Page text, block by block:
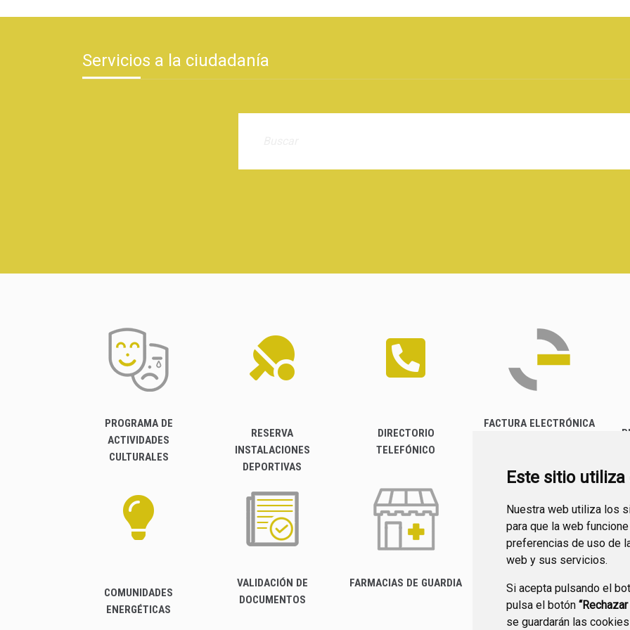
Este sitio
Nuestra web utiliza los
para que la web
preferencias de uso de
web y sus servicios.
Si acepta pulsando el
pulsa el botón
se guardarán las
Servicios a la ciudadanía
PROGRAMA DE
ACTIVIDADES
CULTURALES
RESERVA
INSTALACIONES
DEPORTIVAS
DIRECTORIO
TELEFÓNICO
FACTURA ELECTRÓNICA
COMUNIDADES
ENERGÉTICAS
VALIDACIÓN DE
DOCUMENTOS
FARMACIAS DE GUARDIA
CANAL YOUTUBE